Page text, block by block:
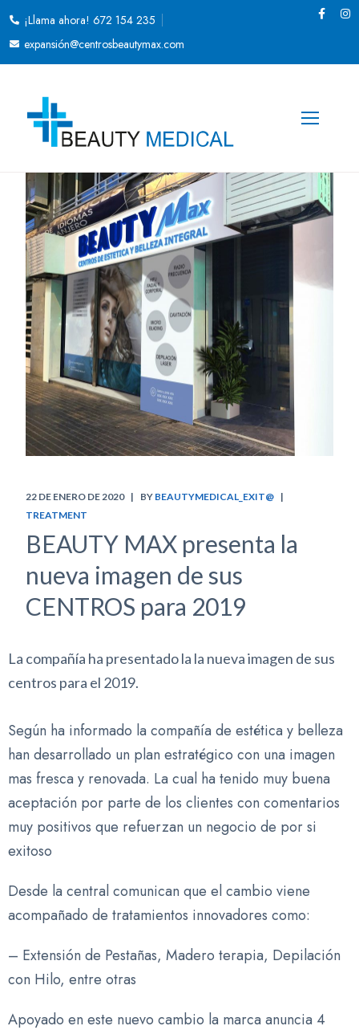
¡Llama ahora! 672 154 235
expansión@centrosbeautymax.com
22 DE ENERO DE 2020 BY BEAUTYMEDICAL_EXIT@
TREATMENT
BEAUTY MAX presenta la
nueva imagen de sus
CENTROS para 2019
La compañía ha presentado la la nueva imagen de sus
centros para el 2019.
Según ha informado la compañía de estética y belleza
han desarrollado un plan estratégico con una imagen
mas fresca y renovada. La cual ha tenido muy buena
aceptación por parte de los clientes con comentarios
muy positivos que refuerzan un negocio de por si
exitoso
Desde la central comunican que el cambio viene
acompañado de tratamientos innovadores como:
– Extensión de Pestañas, Madero terapia, Depilación
con Hilo, entre otras
Apoyado en este nuevo cambio la marca anuncia 4